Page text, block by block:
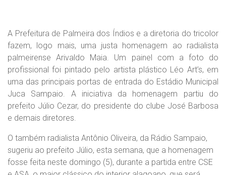
A Prefeitura de Palmeira dos Índios e a diretoria do tricolor
fazem, logo mais, uma justa homenagem ao radialista
palmeirense Arivaldo Maia. Um painel com a foto do
profissional foi pintado pelo artista plástico Léo Art’s, em
uma das principais portas de entrada do Estádio Municipal
Juca Sampaio. A iniciativa da homenagem partiu do
prefeito Júlio Cezar, do presidente do clube José Barbosa
e demais diretores.
O também radialista Antônio Oliveira, da Rádio Sampaio,
sugeriu ao prefeito Júlio, esta semana, que a homenagem
fosse feita neste domingo (5), durante a partida entre CSE